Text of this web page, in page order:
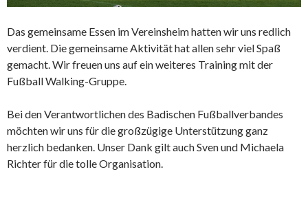
Das gemeinsame Essen im Vereinsheim hatten wir uns redlich
verdient. Die gemeinsame Aktivität hat allen sehr viel Spaß
gemacht. Wir freuen uns auf ein weiteres Training mit der
Fußball Walking-Gruppe.
Bei den Verantwortlichen des Badischen Fußballverbandes
möchten wir uns für die großzügige Unterstützung ganz
herzlich bedanken. Unser Dank gilt auch Sven und Michaela
Richter für die tolle Organisation.